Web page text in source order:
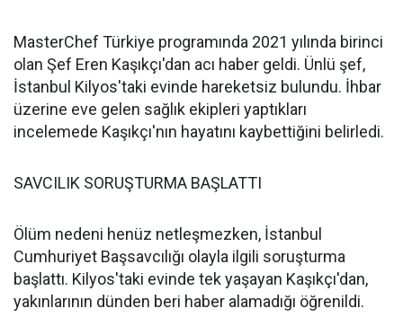
MasterChef Türkiye programında 2021 yılında birinci
olan Şef Eren Kaşıkçı'dan acı haber geldi. Ünlü şef,
İstanbul Kilyos'taki evinde hareketsiz bulundu. İhbar
üzerine eve gelen sağlık ekipleri yaptıkları
incelemede Kaşıkçı'nın hayatını kaybettiğini belirledi.
SAVCILIK SORUŞTURMA BAŞLATTI
Ölüm nedeni henüz netleşmezken, İstanbul
Cumhuriyet Başsavcılığı olayla ilgili soruşturma
başlattı. Kilyos'taki evinde tek yaşayan Kaşıkçı'dan,
yakınlarının dünden beri haber alamadığı öğrenildi.